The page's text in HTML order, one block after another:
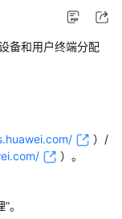
备和用户终端分配
）/
） 。
。